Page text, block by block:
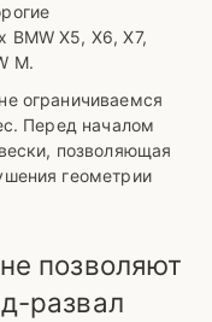
X5, X6, X7,
M.
ограничиваемся
Перед началом
позволяющая
геометрии
позволяют
развал